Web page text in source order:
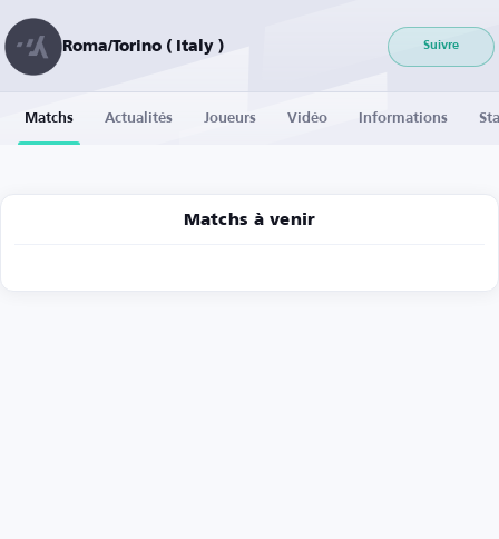
Roma/Torino ( Italy ) Suivre
Matchs Actualités Joueurs Vidéo Informations
Matchs à venir